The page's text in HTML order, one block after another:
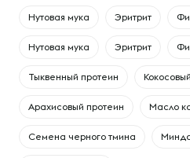
Нутовая мука Эритрит
Нутовая мука Эритрит
Тыквенный протеин
Арахисовый протеин Масло
Семена черного тмина